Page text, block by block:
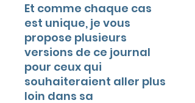
Et comme chaque cas
est unique, je vous
propose plusieurs
versions de ce journal
pour ceux qui
souhaiteraient aller plus
loin dans sa